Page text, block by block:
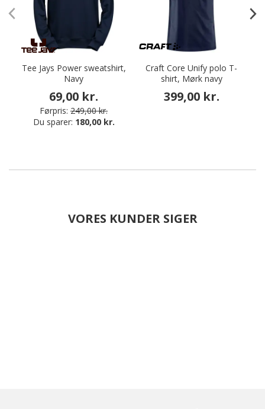
Tee Jays Power sweatshirt,
Navy
69,00 kr.
Førpris: 249,00 kr.
Du sparer: 180,00 kr.
Craft Core Unify polo T-
shirt, Mørk navy
399,00 kr.
VORES KUNDER SIGER